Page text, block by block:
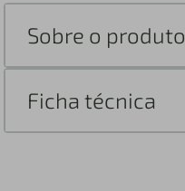
Sobre o produto
Ficha técnica